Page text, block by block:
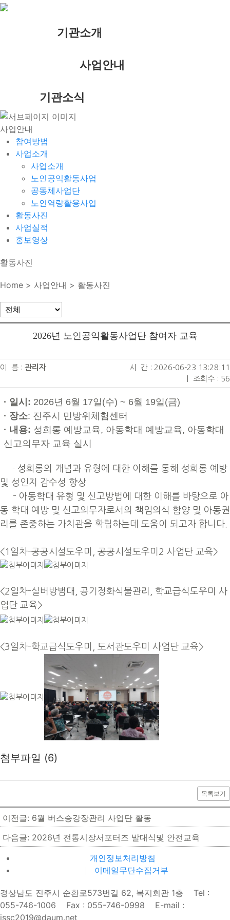
기관소개
사업안내
기관소식
사업안내
참여방법
사업소개
사업소개
노인공익활동사업
공동체사업단
노인역량활용사업
활동사진
사업실적
홍보영상
활동사진
Home > 사업안내 > 활동사진
2026년 노인공익활동사업단 참여자 교육
이 름 : 관리자
시 간 : 2026-06-23 13:28:11
조회수 : 56
· 일시 : 2026년 6월 17일 (수) ~ 6월 19일 (금)
· 장소: 진주시 민방위체험센터
· 내용: 성희롱 예방교육, 아동학대 예방교육, 아동학대
신고의무자 교육 실시
- 성희롱의 개념과 유형에 대한 이해를 통해 성희롱 예방
및 성인지 감수성 향상
- 아동학대 유형 및 신고방법에 대한 이해를 바탕으로 아
동 학대 예방 및 신고의무자로서의 책임의식 함양 및 아동권
리를 존중하는 가치관을 확립하는데 도움이 되고자 합니다.
<1일차-공공시설도우미, 공공시설도우미2 사업단 교육>
<2일차-실버방범대, 공기정화식물관리, 학교급식도우미 사
업단 교육>
<3일차-학교급식도우미, 도서관도우미 사업단 교육>
첨부파일 (6)
목록보기
이전글: 6월 버스승강장관리 사업단 활동
다음글: 2026년 전통시장서포터즈 발대식및 안전교육
개인정보처리방침
이메일무단수집거부
경상남도 진주시 순환로573번길 62, 복지회관 1층 Tel :
055-746-1006 Fax : 055-746-0998 E-mail :
jssc2019@daum.net